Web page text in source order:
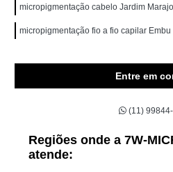
micropigmentação cabelo Jardim
micropigmentação fio a fio capilar Embu
Entre em
(11)
Regiões onde a 7W-
atende: